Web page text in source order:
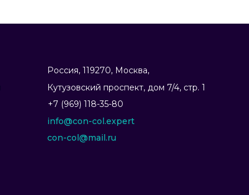
Россия, 119270, Москва,
info@con-col.expert
+7 (969) 118-35-80
Ку­тузов­ский прос­пект, дом 7/4, стр. 1
con-col@mail.ru